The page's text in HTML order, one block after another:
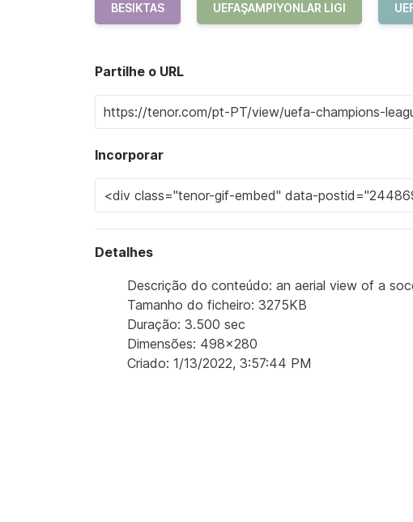
BESIKTAS UEFAŞAMPIYONLAR LIGI
Partilhe o URL
Incorporar
Detalhes
Descrição do conteúdo: an aerial view of a
Tamanho do ficheiro: 3275KB
Duração: 3.500 sec
Dimensões: 498x280
Criado: 1/13/2022, 3:57:44 PM